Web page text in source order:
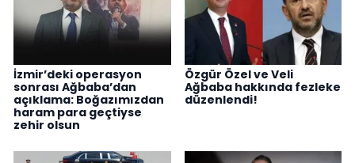
İzmir’deki operasyon
sonrası Ağbaba’dan
açıklama: Boğazımızdan
haram para geçtiyse
zehir olsun
Özgür Özel ve Veli
Ağbaba hakkında fezleke
düzenlendi!